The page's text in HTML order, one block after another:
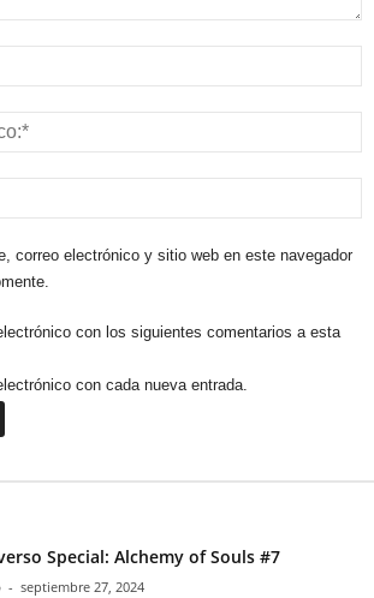
correo electrónico y sitio web en este navegador
con los siguientes comentarios a esta
con cada nueva entrada.
Special: Alchemy of Souls #7
- septiembre 27, 2024